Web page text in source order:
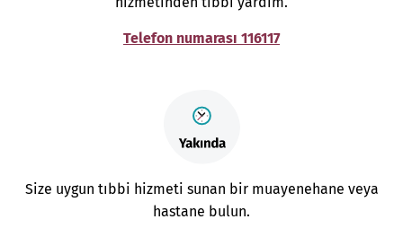
Telefon numarası 116117
Size uygun tıbbi hizmeti sunan bir muayenehane veya
hastane bulun.